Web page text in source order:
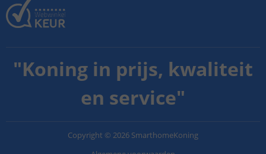
"Koning in prijs, kwaliteit
en service"
Copyright © 2026 SmarthomeKoning